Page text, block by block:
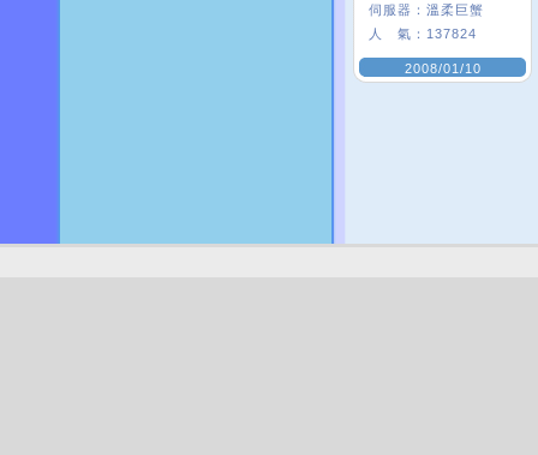
伺服器： 溫柔巨蟹
人 氣： 137824
2008/01/10